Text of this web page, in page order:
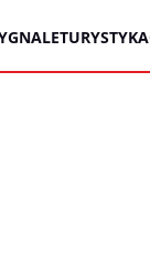
TURYSTYKA